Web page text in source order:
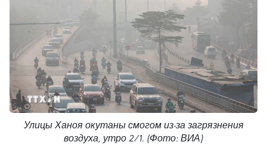
Улицы Ханоя окутаны смогом из-за загрязнения
воздуха, утро 2/1. (Фото: ВИА)